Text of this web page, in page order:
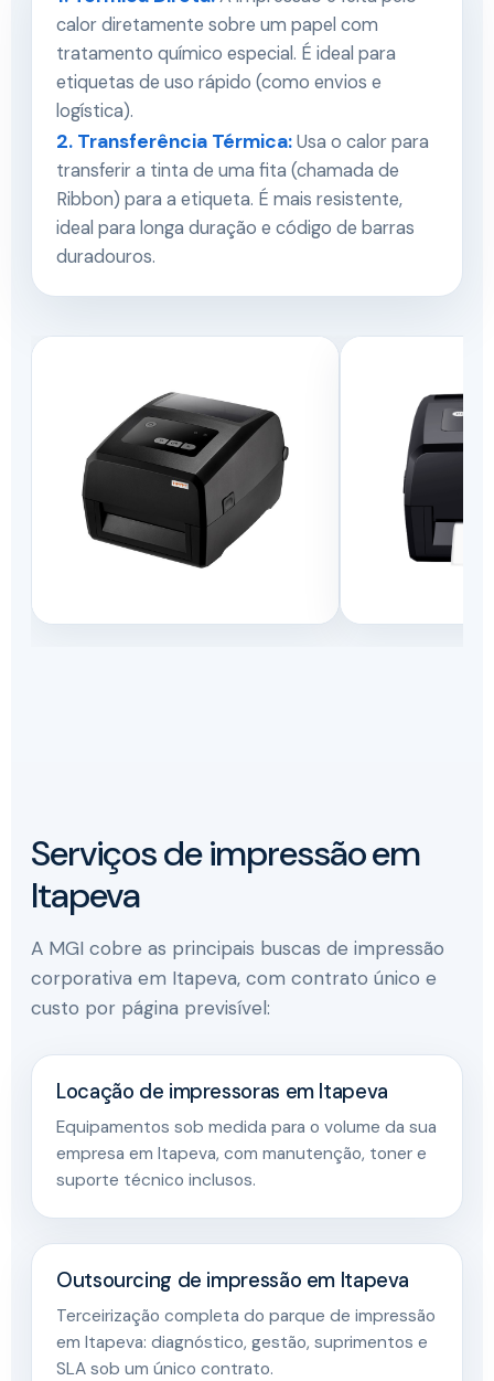
calor diretamente sobre um papel com
tratamento químico especial. É ideal para
etiquetas de uso rápido (como envios e
logística).
2. Transferência Térmica:Usa o calor para
transferir a tinta de uma fita (chamada de
Ribbon) para a etiqueta. É mais resistente,
ideal para longa duração e código de barras
duradouros.
Serviços de impressão em
Itapeva
A MGI cobre as principais buscas de impressão
corporativa em Itapeva, com contrato único e
custo por página previsível:
Locação de impressoras em Itapeva
Equipamentos sob medida para o volume da sua
empresa em Itapeva, com manutenção, toner e
suporte técnico inclusos.
Outsourcing de impressão em Itapeva
Terceirização completa do parque de impressão
em Itapeva: diagnóstico, gestão, suprimentos e
SLA sob um único contrato.